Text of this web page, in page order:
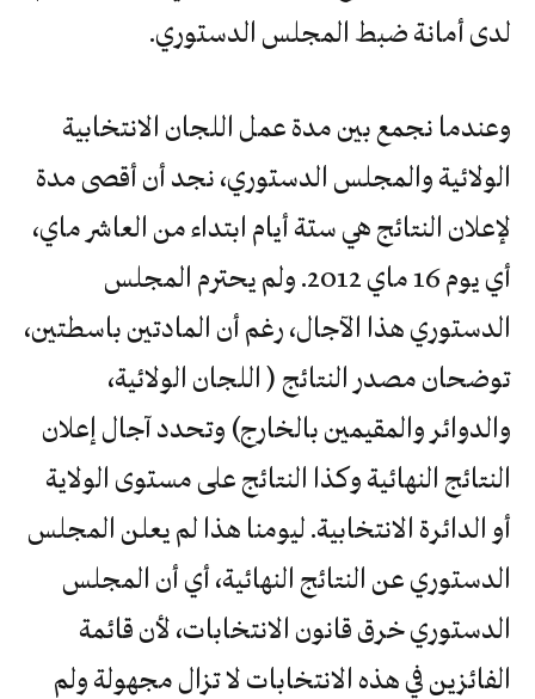
لدى أمانة ضبط المجلس الدستوري.
وعندما نجمع بين مدة عمل اللجان الانتخابية
الولائية والمجلس الدستوري، نجد أن أقصى مدة
لإعلان النتائج هي ستة أيام ابتداء من العاشر ماي،
أي يوم 16 ماي 2012. ولم يحترم المجلس
الدستوري هذا الآجال، رغم أن المادتين باسطتين،
توضحان مصدر النتائج ( اللجان الولائية،
والدوائر والمقيمين بالخارج) وتحدد آجال إعلان
النتائج النهائية وكذا النتائج على مستوى الولاية
أو الدائرة الانتخابية. ليومنا هذا لم يعلن المجلس
الدستوري عن النتائج النهائية، أي أن المجلس
الدستوري خرق قانون الانتخابات، لأن قائمة
الفائزين في هذه الانتخابات لا تزال مجهولة ولم